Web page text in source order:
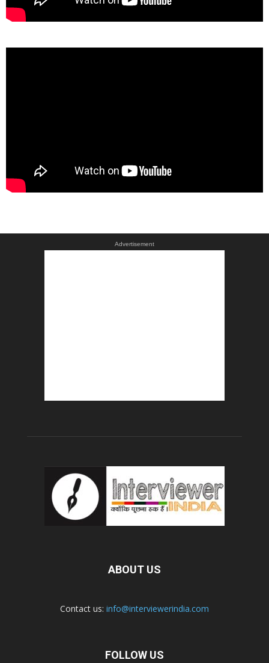
Advertisement
ABOUT US
Contact us: info@interviewerindia.com
FOLLOW US